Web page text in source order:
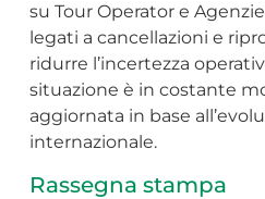
su Tour Operator e
legati a cancellazioni e
ridurre l’incertezza
situazione è in costante
aggiornata in base
internazionale.
Rassegna stampa